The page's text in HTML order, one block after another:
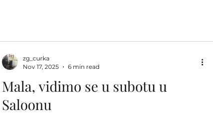
Mala, vidimo se u subotu u
Saloonu
zg_curka
Nov 17, 2025
6 min read